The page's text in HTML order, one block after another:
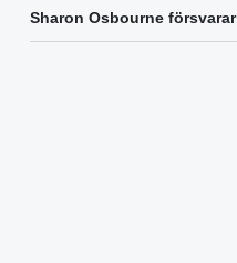
Sharon Osbourne